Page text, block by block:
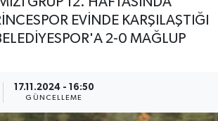
EVİNDE KARŞILAŞTIĞI
2-0 MAĞLUP
17.11.2024 - 16:50
GÜNCELLEME
Haberleri